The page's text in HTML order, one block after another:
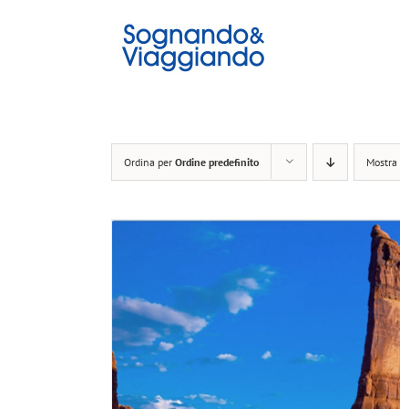
Ordina per Ordine predefinito Mostra